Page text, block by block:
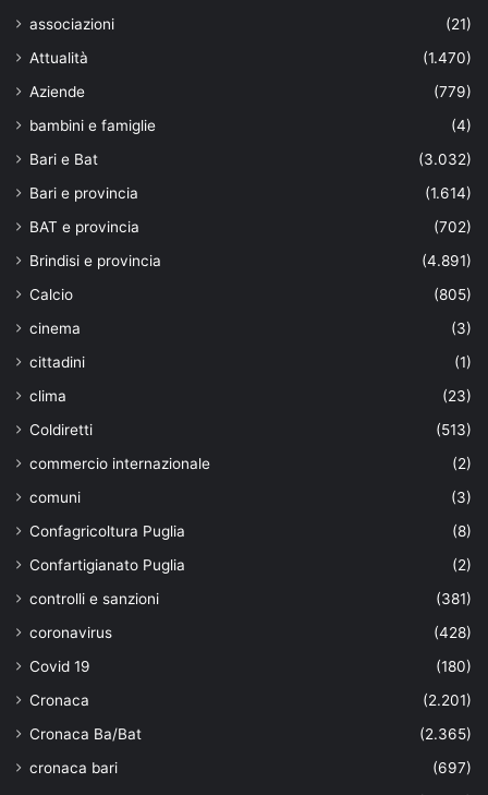
associazioni
(21)
Attualità
(1.470)
Aziende
(779)
bambini e famiglie
(4)
Bari e Bat
(3.032)
Bari e provincia
(1.614)
BAT e provincia
(702)
Brindisi e provincia
(4.891)
Calcio
(805)
cinema
(3)
cittadini
(1)
clima
(23)
Coldiretti
(513)
commercio internazionale
(2)
comuni
(3)
Confagricoltura Puglia
(8)
Confartigianato Puglia
(2)
controlli e sanzioni
(381)
coronavirus
(428)
Covid 19
(180)
Cronaca
(2.201)
Cronaca Ba/Bat
(2.365)
cronaca bari
(697)